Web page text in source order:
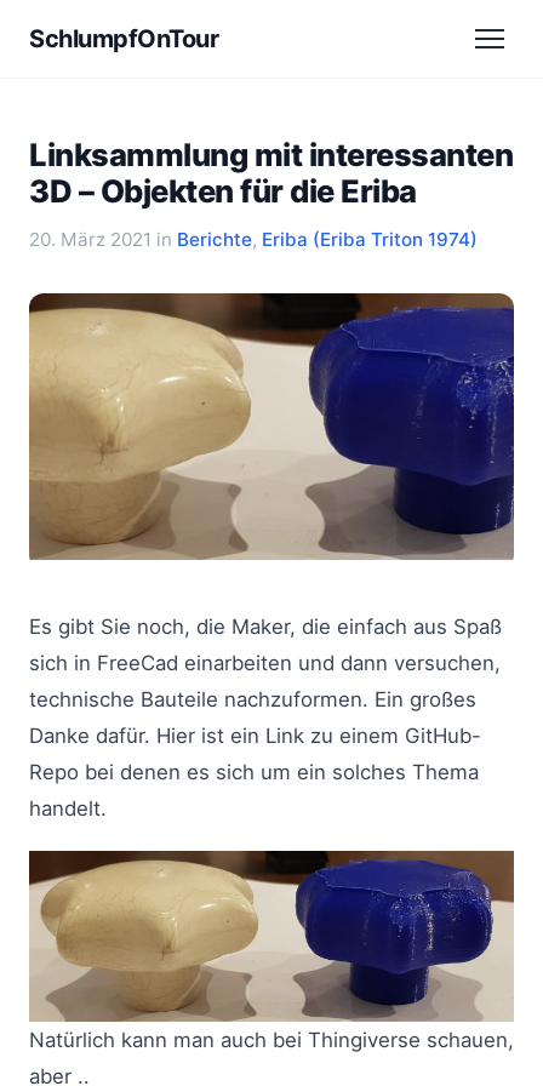
SchlumpfOnTour
Linksammlung mit interessanten
3D – Objekten für die Eriba
20. März 2021 in Berichte, Eriba (Eriba Triton 1974)
Es gibt Sie noch, die Maker, die einfach aus Spaß
sich in FreeCad einarbeiten und dann versuchen,
technische Bauteile nachzuformen. Ein großes
Danke dafür. Hier ist ein Link zu einem GitHub-
Repo bei denen es sich um ein solches Thema
handelt.
Natürlich kann man auch bei Thingiverse schauen,
aber ..